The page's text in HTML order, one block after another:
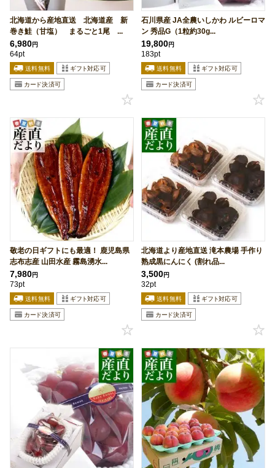
北海道から産地直送 北海道産 新
巻き鮭（甘塩） まるごと1尾 ...
6,980円
64pt
石川県産 JA全農いしかわ ルビーロマ
ン 秀品G（1粒約30g...
19,800円
183pt
敬老の日ギフトにも最適！ 鹿児島県
志布志産 山田水産 霧島湧水...
7,980円
73pt
北海道より産地直送 滝本農場 手作り
熟成黒にんにく (割れ品...
3,500円
32pt